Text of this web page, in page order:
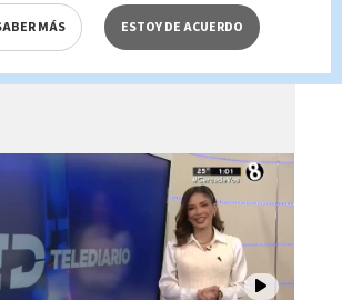
En Directo con Paula
07 de agosto 2026
MÁS ESTOY DE ACUERDO